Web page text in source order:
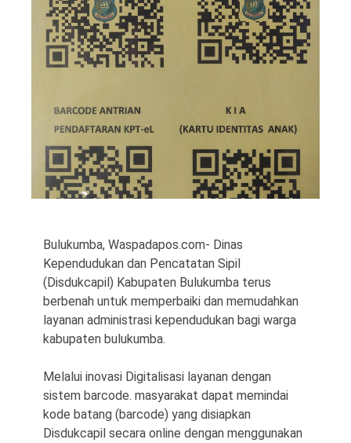
Copyright
Waspada
Bulukumba, Waspadapos.com- Dinas
Kependudukan dan Pencatatan Sipil
(Disdukcapil) Kabupaten Bulukumba terus
berbenah untuk memperbaiki dan memudahkan
layanan administrasi kependudukan bagi warga
kabupaten bulukumba.
Melalui inovasi Digitalisasi layanan dengan
sistem barcode. masyarakat dapat memindai
kode batang (barcode) yang disiapkan
Disdukcapil secara online dengan menggunakan